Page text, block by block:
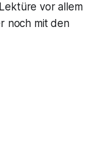
vor allem
noch mit den